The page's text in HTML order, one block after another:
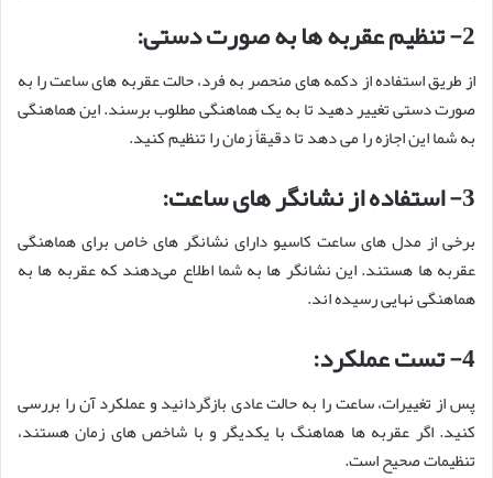
2- تنظیم عقربه‌ ها به صورت دستی:
از طریق استفاده از دکمه‌ های منحصر به فرد، حالت عقربه‌ های ساعت را به
صورت دستی تغییر دهید تا به یک هماهنگی مطلوب برسند. این هماهنگی
به شما این اجازه را می‌ دهد تا دقیقاً زمان را تنظیم کنید.
3- استفاده از نشانگر های ساعت:
برخی از مدل ‌های ساعت کاسیو دارای نشانگر های خاص برای هماهنگی
عقربه‌ ها هستند. این نشانگر ها به شما اطلاع می‌دهند که عقربه‌ ها به
هماهنگی نهایی رسیده ‌اند.
4- تست عملکرد:
پس از تغییرات، ساعت را به حالت عادی بازگردانید و عملکرد آن را بررسی
کنید. اگر عقربه ‌ها هماهنگ با یکدیگر و با شاخص‌ های زمان هستند،
تنظیمات صحیح است.